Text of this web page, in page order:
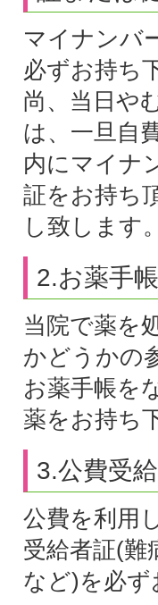
マイナンバ
必ずお持ち
尚、当日や
は、一旦自
内にマイナ
証をお持ち
し致します
2.お薬手
当院で薬を
かどうかの
お薬手帳を
薬をお持ち
3.公費受
公費を利用
受給者証(難
など)を必ず